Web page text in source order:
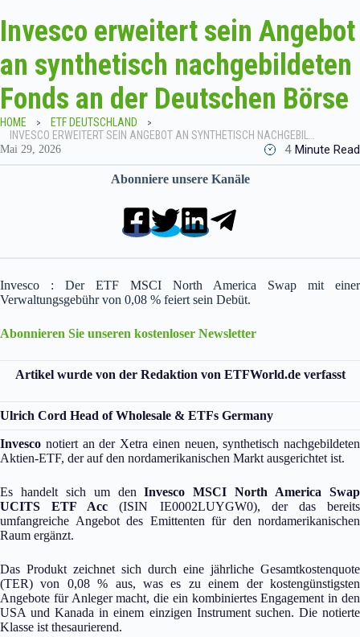
Invesco erweitert sein Angebot
an synthetisch nachgebildeten
Fonds an der Deutschen Börse
HOME
ETF DEUTSCHLAND
INVESCO ERWEITERT SEIN ANGEBOT AN SYNTHETISCH NACHGEBILDETEN FONDS AN DER DEUTSCHEN BÖRSE
Mai 29, 2026 4 Minute Read
Abonniere unsere Kanäle
Invesco : Der ETF MSCI North America Swap mit einer
Verwaltungsgebühr von 0,08 % feiert sein Debüt.
Abonnieren Sie unseren kostenloser Newsletter
Artikel wurde von der Redaktion von ETFWorld.de verfasst
Ulrich Cord Head of Wholesale & ETFs Germany
Invesco notiert an der Xetra einen neuen, synthetisch nachgebildeten
Aktien-ETF, der auf den nordamerikanischen Markt ausgerichtet ist.
Es handelt sich um denInvesco MSCI North America Swap
UCITS ETF Acc (ISIN IE0002LUYGW0), der das bereits
umfangreiche Angebot des Emittenten für den nordamerikanischen
Raum ergänzt.
Das Produkt zeichnet sich durch eine jährliche Gesamtkostenquote
(TER) von 0,08 % aus, was es zu einem der kostengünstigsten
Angebote für Anleger macht, die ein kombiniertes Engagement in den
USA und Kanada in einem einzigen Instrument suchen. Die notierte
Klasse ist thesaurierend.